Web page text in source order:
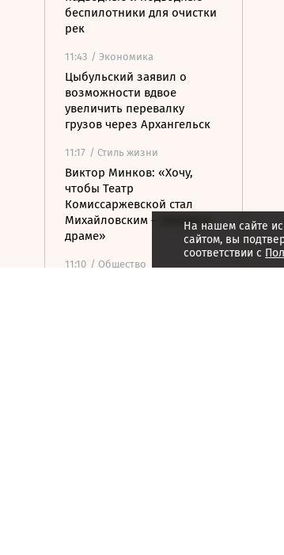
беспилотники для очистки
рек
11:43 / Экономика
Цыбульский заявил о
возможности вдвое
увеличить перевалку
грузов через Архангельск
11:17 / Стиль жизни
Виктор Минков: «Хочу,
чтобы Театр
Комиссаржевской стал
Михайловским – только в
драме»
11:10 / Общество
На нашем сайте
сайтом, вы
соответствии с